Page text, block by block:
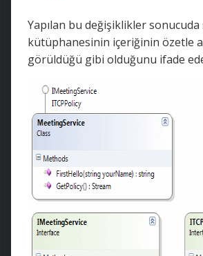
Yapılan bu değişiklikler sonucuda
kütüphanesinin içeriğinin özetle
görüldüğü gibi olduğunu ifade